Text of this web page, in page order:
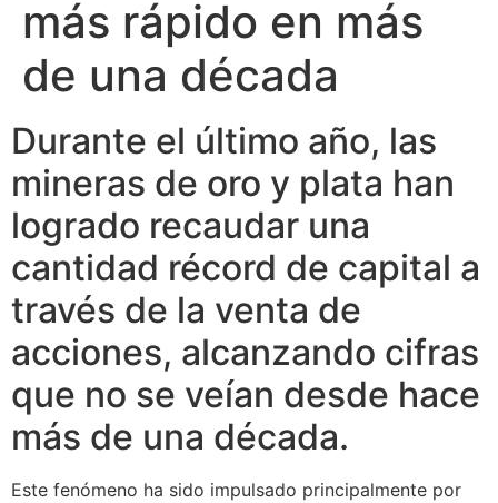
más rápido en más
de una década
Durante el último año, las
mineras de oro y plata han
logrado recaudar una
cantidad récord de capital a
través de la venta de
acciones, alcanzando cifras
que no se veían desde hace
más de una década.
Este fenómeno ha sido impulsado principalmente por